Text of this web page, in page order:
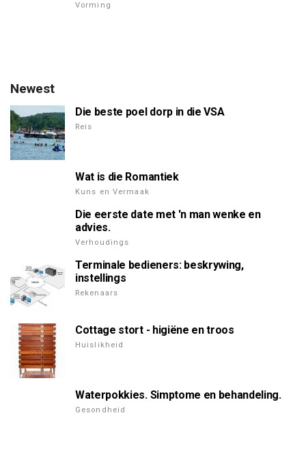
Vorming
Newest
Die beste poel dorp in die VSA
Reis
Wat is die Romantiek
Kuns en Vermaak
Die eerste date met 'n man wenke en
advies.
Verhoudings
Terminale bedieners: beskrywing,
instellings
Rekenaars
Cottage stort - higiëne en troos
Huislikheid
Waterpokkies. Simptome en behandeling.
Gesondheid